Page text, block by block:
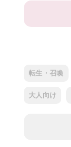
転生・召喚
大人向け